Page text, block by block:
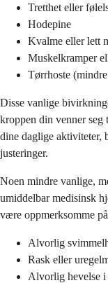
Tretthet eller
Hodepine
Kvalme eller lett
Muskelkramper
Tørrhoste
Disse vanlige
kroppen din venner
dine daglige aktiviteter,
justeringer.
Noen mindre vanlige,
umiddelbar medisinsk
være oppmerksomme
Alvorlig
Rask eller
Alvorlig hevelse i